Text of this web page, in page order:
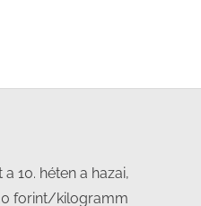
10. héten a hazai,
forint/kilogramm